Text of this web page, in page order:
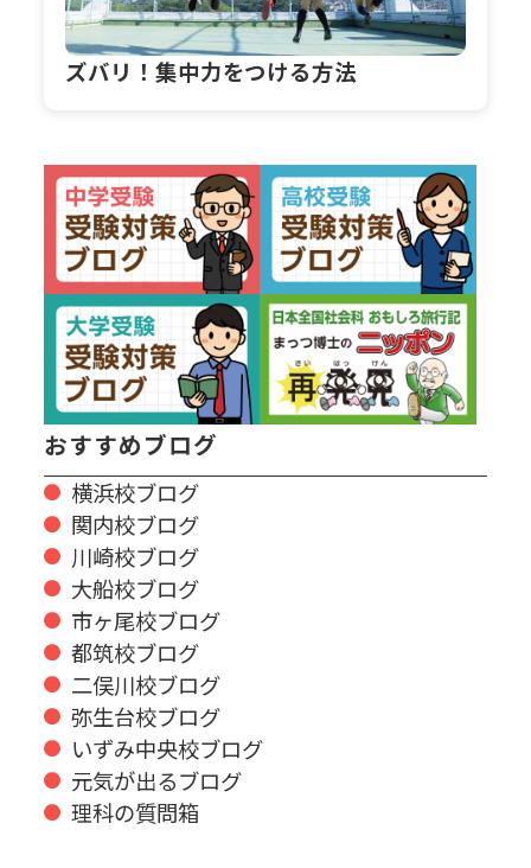
ズバリ！集中力をつける方法
おすすめブログ
横浜校ブログ
関内校ブログ
川崎校ブログ
大船校ブログ
市ヶ尾校ブログ
都筑校ブログ
二俣川校ブログ
弥生台校ブログ
いずみ中央校ブログ
元気が出るブログ
理科の質問箱